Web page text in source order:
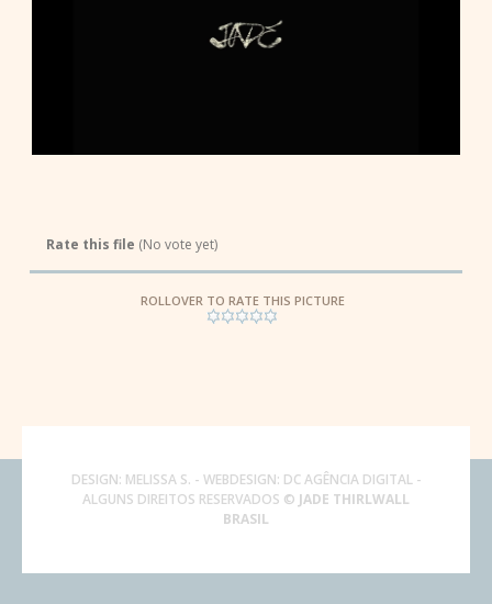
Rate this file (No vote yet)
ROLLOVER TO RATE THIS PICTURE
DESIGN: MELISSA S. - WEBDESIGN: DC AGÊNCIA DIGITAL-
ALGUNS DIREITOS RESERVADOS © JADE THIRLWALL
BRASIL